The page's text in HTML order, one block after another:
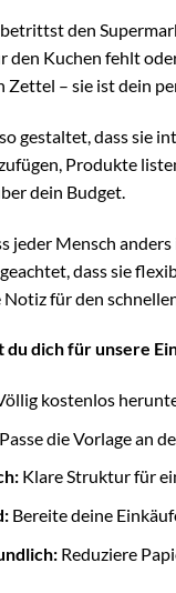
den
den Kuchen fehlt
Zettel – sie ist dein
gestaltet, dass sie
Produkte
dein Budget.
jeder Mensch
dass sie
für den
du dich für unsere
kostenlos
die Vorlage an
Klare Struktur für
Bereite deine
Reduziere